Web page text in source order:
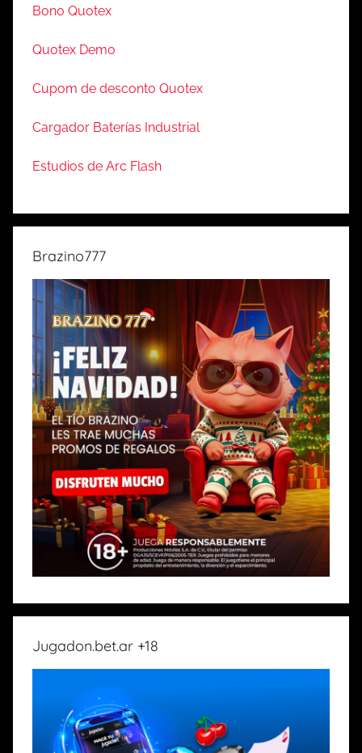
Bono Quotex
Quotex Demo
Cupom de desconto Quotex
Cargador Baterías Industrial
Estudios de Arc Flash
Brazino777
Jugadon.bet.ar +18